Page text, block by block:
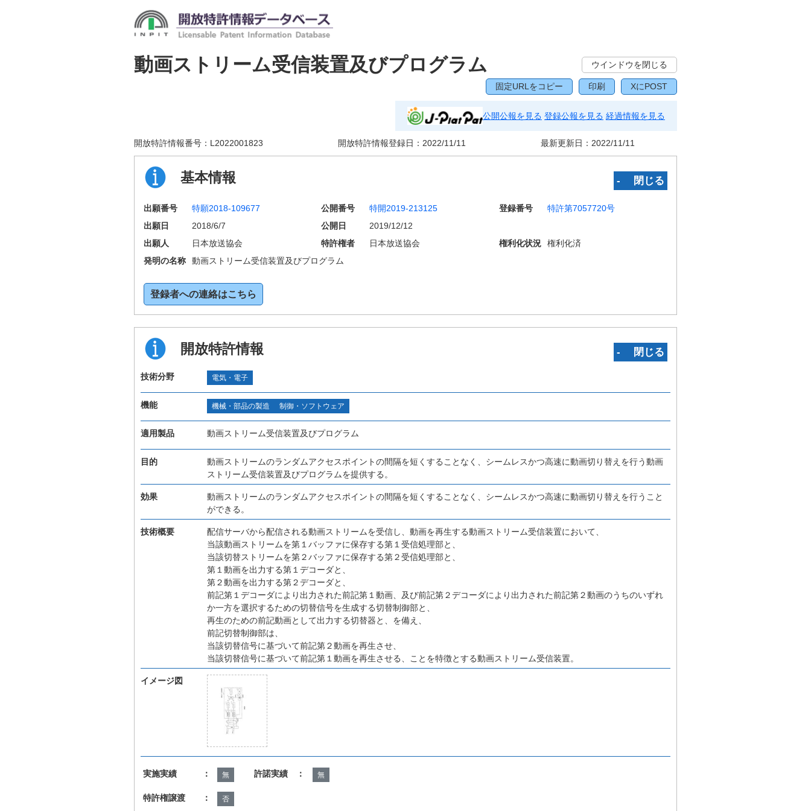
動画ストリーム受信装置及びプログラム ウインドウを閉じる
固定URLをコピー 印刷 XにPOST
公開公報を見る 登録公報を見る 経過情報を見る
開放特許情報番号： L2022001823 開放特許情報登録日： 2022/11/11 最新更新日： 2022/11/11
基本情報 ‐ 閉じる
出願番号 特願2018-109677 公開番号 特開2019-213125 登録番号
特許第7057720号
出願日
2018/6/7 公開日
2019/12/12
出願人
日本放送協会 特許権者 日本放送協会 権利化状況
権利化済
発明の名称
動画ストリーム受信装置及びプログラム
登録者への連絡はこちら
開放特許情報 ‐ 閉じる
技術分野 電気・電子
機能 機械・部品の製造 制御・ソフトウェア
適用製品 動画ストリーム受信装置及びプログラム
目的
動画ストリームのランダムアクセスポイントの間隔を短くすることなく、シームレスかつ高速に動画切り替えを行う動画
ストリーム受信装置及びプログラムを提供する。
効果
動画ストリームのランダムアクセスポイントの間隔を短くすることなく、シームレスかつ高速に動画切り替えを行うこと
ができる。
技術概要
配信サーバから配信される動画ストリームを受信し、動画を再生する動画ストリーム受信装置において、
当該動画ストリームを第１バッファに保存する第１受信処理部と、
当該切替ストリームを第２バッファに保存する第２受信処理部と、
第１動画を出力する第１デコーダと、
第２動画を出力する第２デコーダと、
前記第１デコーダにより出力された前記第１動画、及び前記第２デコーダにより出力された前記第２動画のうちのいずれ
か一方を選択するための切替信号を生成する切替制御部と、
再生のための前記動画として出力する切替器と、を備え、
前記切替制御部は、
当該切替信号に基づいて前記第２動画を再生させ、
当該切替信号に基づいて前記第１動画を再生させる、ことを特徴とする動画ストリーム受信装置。
イメージ図
実施実績 ： 無 許諾実績 ： 無
特許権譲渡 ： 否